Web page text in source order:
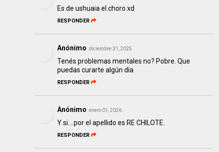
Es de ushuaia el choro xd
RESPONDER
Anónimo diciembre 31, 2025
Tenés problemas mentales no? Pobre. Que
puedas curarte algún día
RESPONDER
Anónimo enero 01, 2026
Y si....por el apellido es RE CHILOTE.
RESPONDER